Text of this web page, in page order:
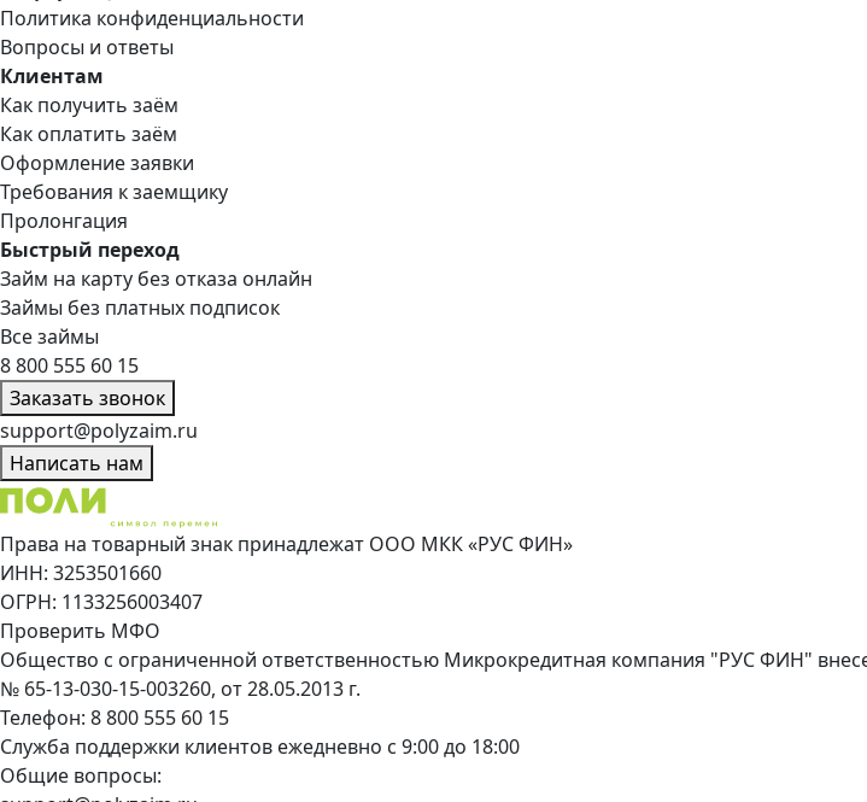
Политика конфиденциальности
Вопросы и ответы
Клиентам
Как получить заём
Как оплатить заём
Оформление заявки
Требования к заемщику
Пролонгация
Быстрый переход
Займ на карту без отказа онлайн
Займы без платных подписок
Все займы
8 800 555 60 15
Заказать звонок
support@polyzaim.ru
Написать нам
Права на товарный знак принадлежат ООО МКК «РУС ФИН»
ИНН: 3253501660
ОГРН: 1133256003407
Проверить МФО
Общество с ограниченной ответственностью Микрокредитная компания "РУС ФИН"
№ 65-13-030-15-003260, от 28.05.2013 г.
Телефон: 8 800 555 60 15
Служба поддержки клиентов ежедневно с 9:00 до 18:00
Общие вопросы: